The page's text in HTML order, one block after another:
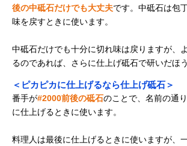
後の中砥石だけでも大丈夫です。中砥石は包
味を戻すときに使います。
中砥石だけでも十分に切れ味は戻りますが、
るのであれば、さらに仕上げ砥石で研いだほ
＜ピカピカに仕上げるなら仕上げ砥石＞
番手が#2000前後の砥石のことで、名前の通
に仕上げるときに使います。
料理人は最後に仕上げるときに使いますが、